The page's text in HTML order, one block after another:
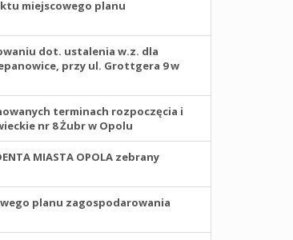
miejscowego planu
dot. ustalenia w.z. dla
przy ul. Grottgera 9 w
terminach rozpoczęcia i
nr 8 Żubr w Opolu
MIASTA OPOLA zebrany
planu zagospodarowania